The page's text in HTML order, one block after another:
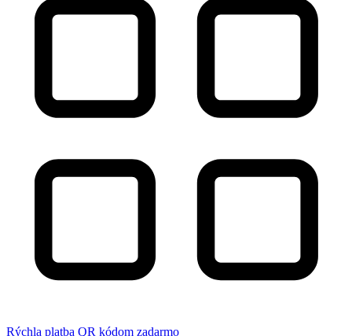
Rýchla platba QR kódom zadarmo